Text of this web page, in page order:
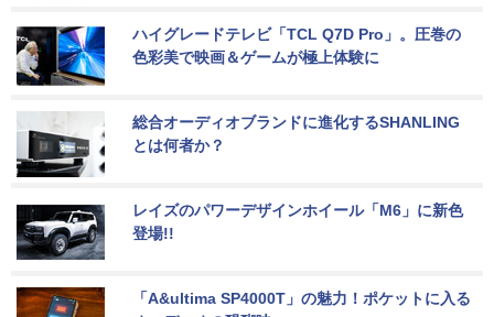
ハイグレードテレビ「TCL Q7D Pro」。圧巻の
色彩美で映画＆ゲームが極上体験に
総合オーディオブランドに進化するSHANLING
とは何者か？
レイズのパワーデザインホイール「M6」に新色
登場!!
「A&ultima SP4000T」の魅力！ポケットに入る